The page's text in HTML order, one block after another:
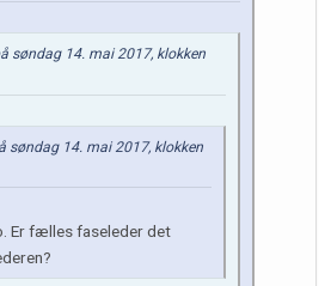
søndag 14. mai 2017, klokken
søndag 14. mai 2017, klokken
Er fælles faseleder det